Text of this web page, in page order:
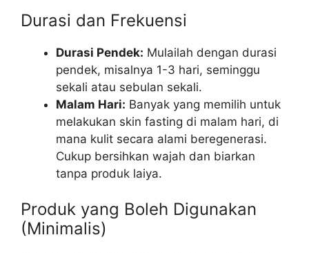
Durasi dan Frekuensi
Durasi Pendek: Mulailah dengan durasi
pendek, misalnya 1-3 hari, seminggu
sekali atau sebulan sekali.
Malam Hari: Banyak yang memilih untuk
melakukan skin fasting di malam hari, di
mana kulit secara alami beregenerasi.
Cukup bersihkan wajah dan biarkan
tanpa produk laiya.
Produk yang Boleh Digunakan
(Minimalis)